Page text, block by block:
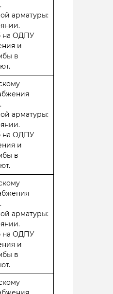
арматуры:
на ОДПУ
и
в
арматуры:
на ОДПУ
и
в
арматуры:
на ОДПУ
и
в